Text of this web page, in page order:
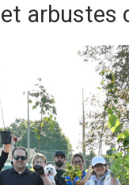
arbustes